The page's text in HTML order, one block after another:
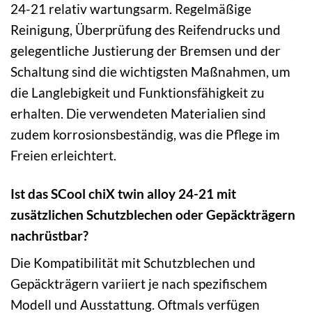
24-21 relativ wartungsarm. Regelmäßige
Reinigung, Überprüfung des Reifendrucks und
gelegentliche Justierung der Bremsen und der
Schaltung sind die wichtigsten Maßnahmen, um
die Langlebigkeit und Funktionsfähigkeit zu
erhalten. Die verwendeten Materialien sind
zudem korrosionsbeständig, was die Pflege im
Freien erleichtert.
Ist das SCool chiX twin alloy 24-21 mit
zusätzlichen Schutzblechen oder Gepäckträgern
nachrüstbar?
Die Kompatibilität mit Schutzblechen und
Gepäckträgern variiert je nach spezifischem
Modell und Ausstattung. Oftmals verfügen